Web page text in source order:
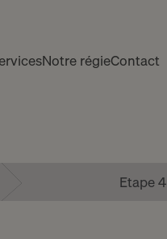
Notre régieContact
Etape 4